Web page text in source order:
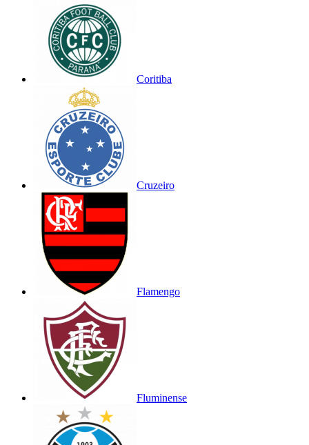
Coritiba
Cruzeiro
Flamengo
Fluminense